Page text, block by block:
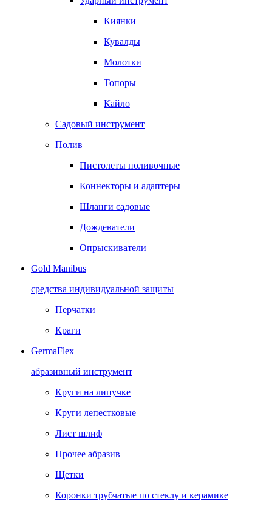
Киянки
Кувалды
Молотки
Топоры
Кайло
Садовый инструмент
Полив
Пистолеты поливочные
Коннекторы и адаптеры
Шланги садовые
Дождеватели
Опрыскиватели
Gold Manibus
средства индивидуальной защиты
Перчатки
Краги
GermaFlex
абразивный инструмент
Круги на липучке
Круги лепестковые
Лист шлиф
Прочее абразив
Щетки
Коронки трубчатые по стеклу и керамике